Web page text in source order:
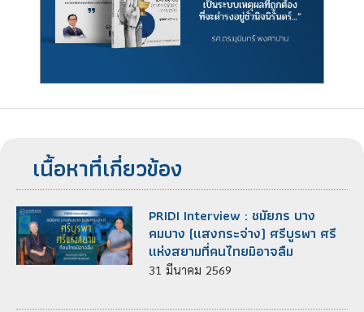
เนื้อหาที่เกี่ยวข้อง
PRIDI Interview : ชมัยภร บาง
คมบาง (แสงกระจ่าง) ศรีบูรพา ศรี
แห่งสยามที่คนไทยมิอาจลืม
31 มีนาคม 2569